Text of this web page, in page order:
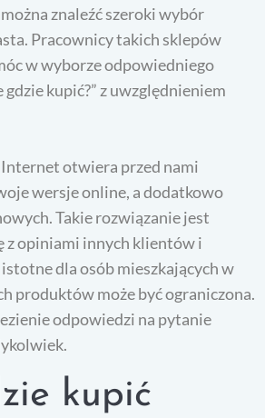
znaleźć szeroki wybór
Pracownicy takich sklepów
w wyborze odpowiedniego
kupić?” z uwzględnieniem
otwiera przed nami
wersje online, a dodatkowo
Takie rozwiązanie jest
z opiniami innych klientów i
dla osób mieszkających w
produktów może być ograniczona.
odpowiedzi na pytanie
kupić